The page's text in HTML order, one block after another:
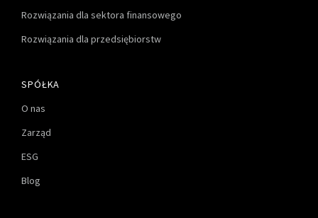
Rozwiązania dla sektora finansowego
Rozwiązania dla przedsiębiorstw
SPÓŁKA
O nas
Zarząd
ESG
Blog